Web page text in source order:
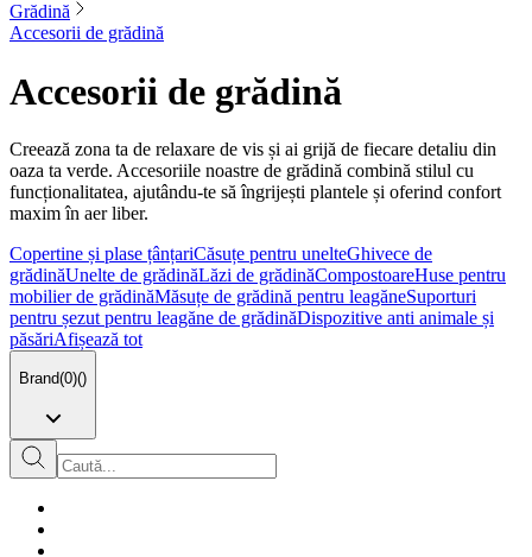
Grădină
Accesorii de grădină
Accesorii de grădină
Creează zona ta de relaxare de vis și ai grijă de fiecare detaliu din
oaza ta verde. Accesoriile noastre de grădină combină stilul cu
funcționalitatea, ajutându-te să îngrijești plantele și oferind confort
maxim în aer liber.
Copertine și plase țânțariCăsuțe pentru unelteGhivece de
grădinăUnelte de grădinăLăzi de grădinăCompostoareHuse pentru
mobilier de grădinăMăsuțe de grădină pentru leagăneSuporturi
pentru șezut pentru leagăne de grădinăDispozitive anti animale și
păsăriAfișează tot
Brand(0)()